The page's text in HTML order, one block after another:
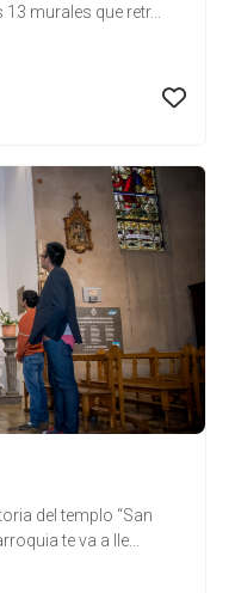
murales que retr...
del templo “San
te va a lle...